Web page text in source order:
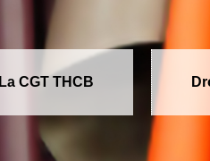
La CGT THCB